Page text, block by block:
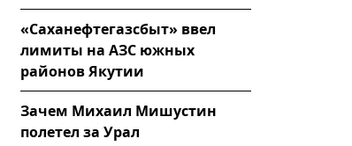
«Саханефтегазсбыт» ввел
лимиты на АЗС южных
районов Якутии
Зачем Михаил Мишустин
полетел за Урал